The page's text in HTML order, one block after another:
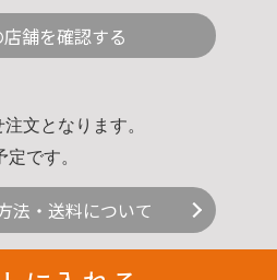
舗を確認する
文となります。
です。
法・送料について